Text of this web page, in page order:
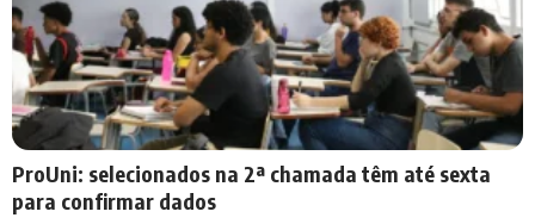
ProUni: selecionados na 2ª chamada têm até sexta
para confirmar dados